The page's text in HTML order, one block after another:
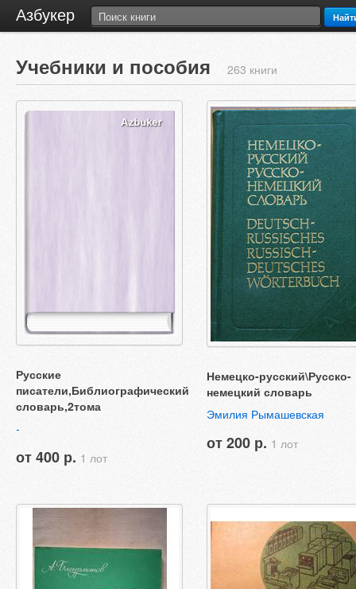
Азбукер
Учебники и пособия 263 книги
Русские
писатели,Библиографический
словарь,2тома
-
от 400 р. 1 лот
Немецко-русский\Русско-
немецкий словарь
Эмилия Рымашевская
от 200 р. 1 лот